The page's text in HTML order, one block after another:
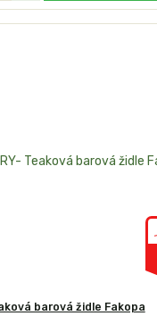
barová židle Fakopa